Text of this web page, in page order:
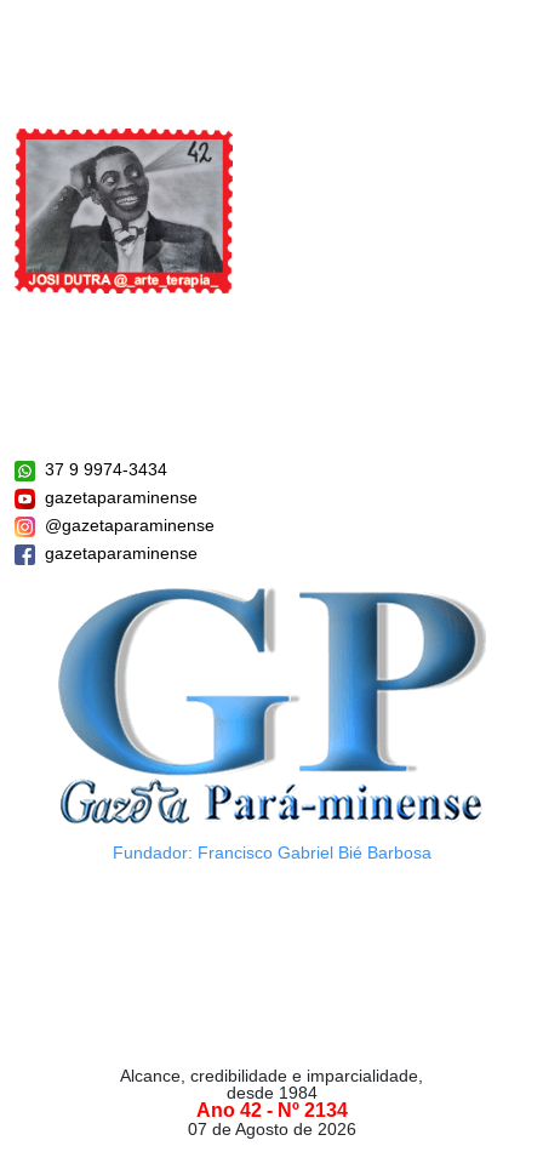
37 9 9974-3434
gazetaparaminense
@gazetaparaminense
gazetaparaminense
Fundador: Francisco Gabriel Bié Barbosa
Alcance, credibilidade e imparcialidade,
desde 1984
Ano 42 - Nº 2134
07 de Agosto de 2026